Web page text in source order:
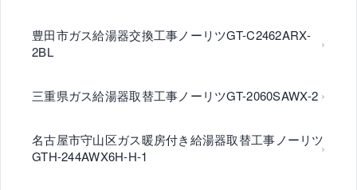
豊田市ガス給湯器交換工事ノーリツGT-C2462ARX-
2BL
三重県ガス給湯器取替工事ノーリツGT-2060SAWX-2
名古屋市守山区ガス暖房付き給湯器取替工事ノーリツ
GTH-244AWX6H-H-1